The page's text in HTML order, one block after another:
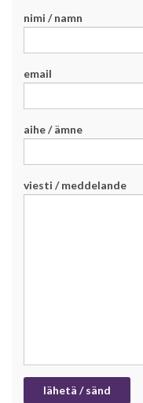
nimi / namn
email
aihe / ämne
viesti / meddelande